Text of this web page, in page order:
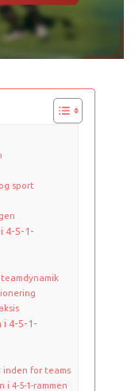
sport
4-5-1-
i 4-5-1-
for teams
4-5-1-rammen